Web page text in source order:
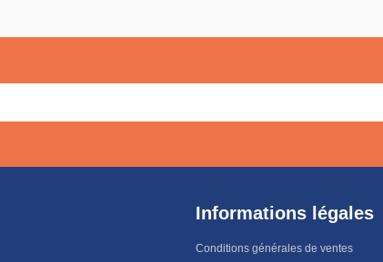
Informations légales
Conditions générales de ventes